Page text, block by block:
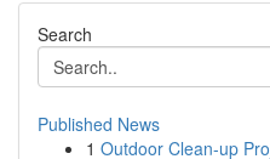
Search
Published News
1 Outdoor Clean-up